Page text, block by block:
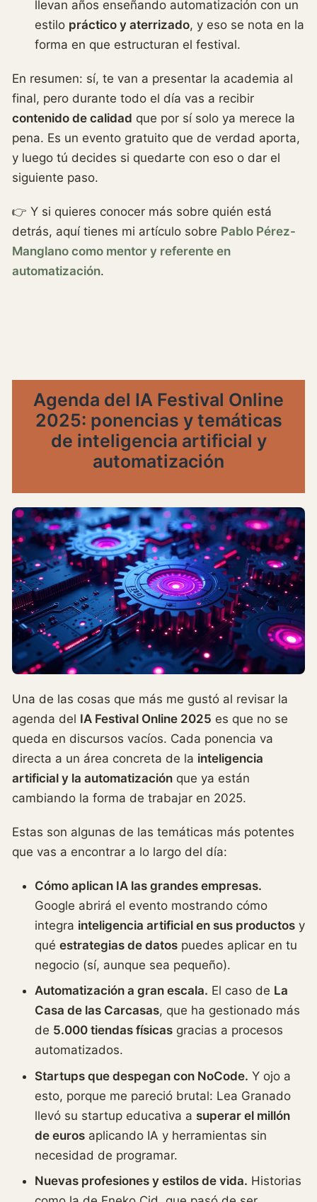
llevan años enseñando automatización con un
estilo práctico y aterrizado, y eso se nota en la
forma en que estructuran el festival.
En resumen: sí, te van a presentar la academia al
final, pero durante todo el día vas a recibir
contenido de calidad que por sí solo ya merece la
pena. Es un evento gratuito que de verdad aporta,
y luego tú decides si quedarte con eso o dar el
siguiente paso.
👉 Y si quieres conocer más sobre quién está
detrás, aquí tienes mi artículo sobre Pablo Pérez-
Manglano como mentor y referente en
automatización.
Agenda del IA Festival Online
2025: ponencias y temáticas
de inteligencia artificial y
automatización
Una de las cosas que más me gustó al revisar la
agenda del IA Festival Online 2025 es que no se
queda en discursos vacíos. Cada ponencia va
directa a un área concreta de la inteligencia
artificial y la automatización que ya están
cambiando la forma de trabajar en 2025.
Estas son algunas de las temáticas más potentes
que vas a encontrar a lo largo del día:
Cómo aplican IA las grandes empresas.
Google abrirá el evento mostrando cómo
integra inteligencia artificial en sus productos y
qué estrategias de datos puedes aplicar en tu
negocio (sí, aunque sea pequeño).
Automatización a gran escala. El caso de La
Casa de las Carcasas, que ha gestionado más
de 5.000 tiendas físicas gracias a procesos
automatizados.
Startups que despegan con NoCode. Y ojo a
esto, porque me pareció brutal: Lea Granado
llevó su startup educativa a superar el millón
de euros aplicando IA y herramientas sin
necesidad de programar.
Nuevas profesiones y estilos de vida. Historias